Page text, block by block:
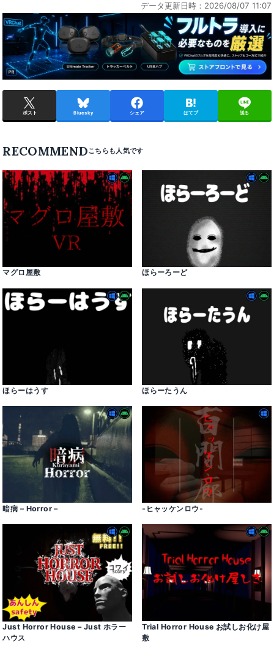
データ更新日時：2026/08/07 11:07
ポスト Bluesky シェア はてブ 送る
RECOMMEND
マグロ屋敷 ほらーろーど
ほらーはうす ほらーたうん
暗病 – Horror – -ヒャッケンロウ-
Just Horror House – Just ホラー
ハウス
Trial Horror House お試しお化け屋
敷